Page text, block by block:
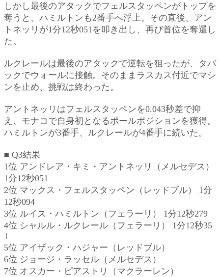
しかし最後のアタックでフェルスタッペンがトップを
奪うと、ハミルトンも2番手へ浮上。その直後、アン
トネッリが1分12秒051を叩き出し、再び首位を奪還し
た。
ルクレールは最後のアタックで逆転を狙ったが、タバ
ックでウォールに接触。そのままラスカス付近でマシ
ンを止め、挑戦は終わった。
アントネッリはフェルスタッペンを0.043秒差で抑
え、モナコで自身初となるポールポジションを獲得。
ハミルトンが3番手、ルクレールが4番手に続いた。
■ Q3結果
1位 アンドレア・キミ・アントネッリ（メルセデス）
1分12秒051
2位 マックス・フェルスタッペン（レッドブル） 1分
12秒094
3位 ルイス・ハミルトン（フェラーリ） 1分12秒279
4位 シャルル・ルクレール（フェラーリ） 1分12秒35
1
5位 アイザック・ハジャー（レッドブル）
6位 ジョージ・ラッセル（メルセデス）
7位 オスカー・ピアストリ（マクラーレン）